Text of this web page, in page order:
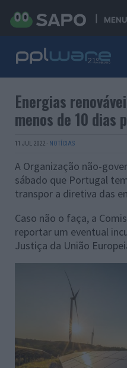
MENU
Energias
menos de 10 dias
11 JUL 2022 · NOTÍCIAS
A Organização não-
sábado que Portugal
transpor a diretiva das
Caso não o faça, a
reportar um eventual
Justiça da União